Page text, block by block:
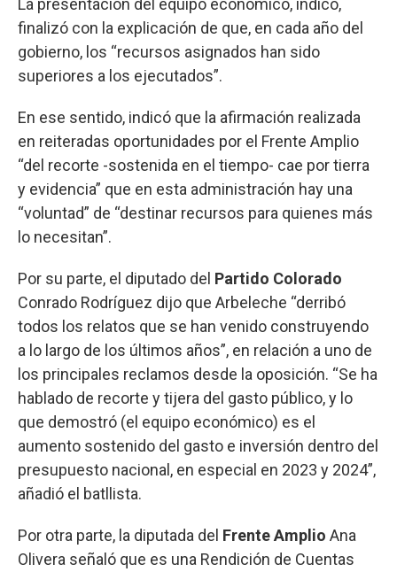
La presentación del equipo económico, indicó,
finalizó con la explicación de que, en cada año del
gobierno, los “recursos asignados han sido
superiores a los ejecutados”.
En ese sentido, indicó que la afirmación realizada
en reiteradas oportunidades por el Frente Amplio
“del recorte -sostenida en el tiempo- cae por tierra
y evidencia” que en esta administración hay una
“voluntad” de “destinar recursos para quienes más
lo necesitan”.
Por su parte, el diputado del Partido Colorado
Conrado Rodríguez dijo que Arbeleche “derribó
todos los relatos que se han venido construyendo
a lo largo de los últimos años”, en relación a uno de
los principales reclamos desde la oposición. “Se ha
hablado de recorte y tijera del gasto público, y lo
que demostró (el equipo económico) es el
aumento sostenido del gasto e inversión dentro del
presupuesto nacional, en especial en 2023 y 2024”,
añadió el batllista.
Por otra parte, la diputada del Frente Amplio Ana
Olivera señaló que es una Rendición de Cuentas